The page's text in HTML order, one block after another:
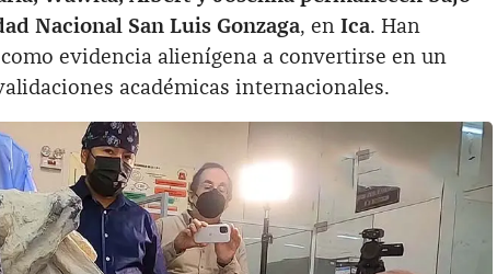
Nacional San Luis Gonzaga, en Ica. Han
evidencia alienígena a convertirse en un
académicas internacionales.